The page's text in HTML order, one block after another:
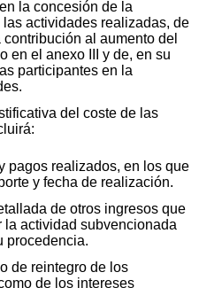
la concesión de la
actividades realizadas, de
al aumento del
en el anexo III y de, en su
participantes en la
del coste de las
pagos realizados, en los que
y fecha de realización.
de otros ingresos que
actividad subvencionada
procedencia.
de reintegro de los
de los intereses